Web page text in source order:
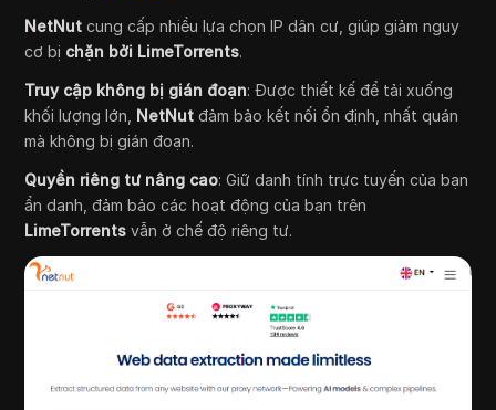
NetNut cung cấp nhiều lựa chọn IP dân cư, giúp giảm nguy
cơ bị chặn bởi LimeTorrents.
Truy cập không bị gián đoạn: Được thiết kế để tải xuống
khối lượng lớn, NetNut đảm bảo kết nối ổn định, nhất quán
mà không bị gián đoạn.
Quyền riêng tư nâng cao: Giữ danh tính trực tuyến của bạn
ẩn danh, đảm bảo các hoạt động của bạn trên
LimeTorrents vẫn ở chế độ riêng tư.